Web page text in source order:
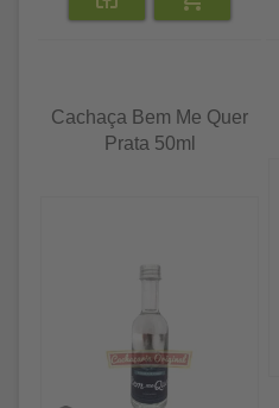
Cachaça Bem Me Quer
Prata 50ml